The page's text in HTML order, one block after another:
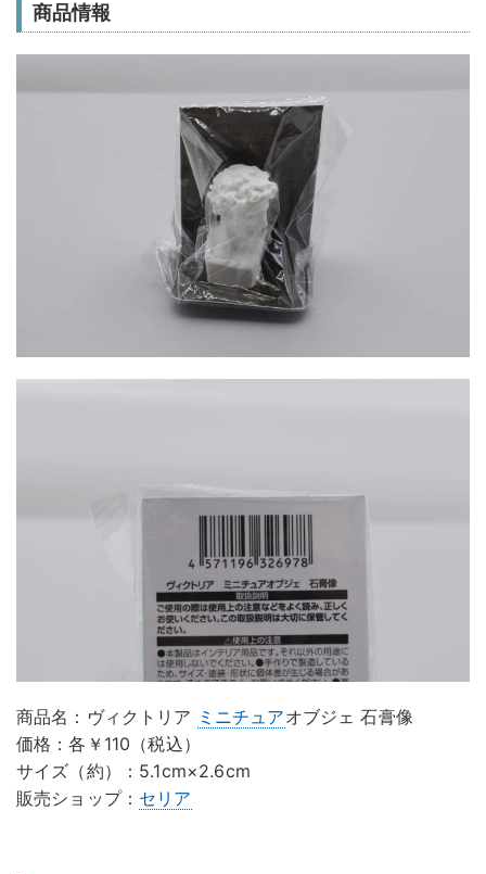
商品情報
商品名：ヴィクトリア ミニチュアオブジェ 石膏像
価格：各￥110（税込）
サイズ（約）：5.1cm×2.6cm
販売ショップ： セリア